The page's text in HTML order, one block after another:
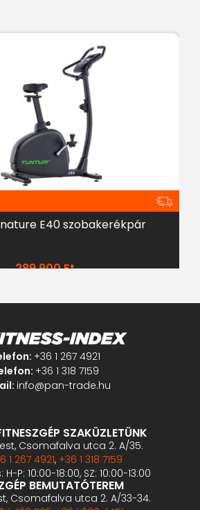
E40 szobakerékpár
289 900Ft
+36 1 267 4921
+36 1 318 7159
info@pan-trade.hu
SZAKÜZLETÜNK
Csomafalva utca 2. A/35.
1 267 4921, +36 1 318 7159
P: 10:00-18:00, SZ: 10:00-13:00
BEMUTATÓTEREM
Csomafalva utca 2. A/33-34.